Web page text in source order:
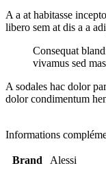
A a at habitasse
libero sem at dis a a
Consequat
vivamus sed
A sodales hac dolor
dolor condimentum
Informations
Brand Alessi